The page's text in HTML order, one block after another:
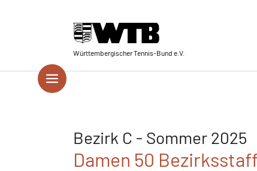
Württembergischer Tennis-Bund e.V.
Bezirk C - Sommer 2025
Damen 50